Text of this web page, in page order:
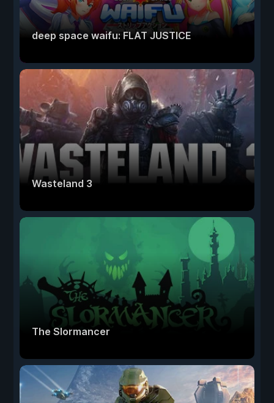
deep space waifu: FLAT JUSTICE
Wasteland 3
The Slormancer